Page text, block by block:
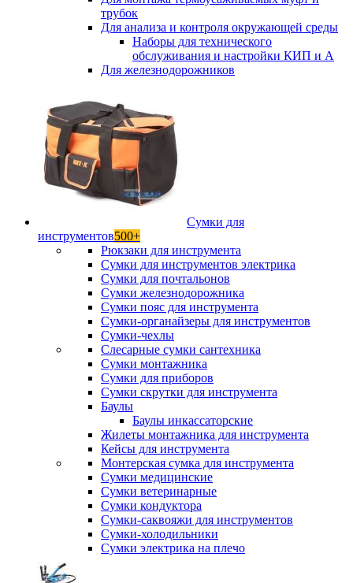
трубок
Для анализа и контроля окружающей среды
Наборы для технического
обслуживания и настройки КИП и А
Для железнодорожников
Сумки для
инструментов500+
Рюкзаки для инструмента
Сумки для инструментов электрика
Сумки для почтальонов
Сумки железнодорожника
Сумки пояс для инструмента
Сумки-органайзеры для инструментов
Сумки-чехлы
Слесарные сумки сантехника
Сумки монтажника
Сумки для приборов
Сумки скрутки для инструмента
Баулы
Баулы инкассаторские
Жилеты монтажника для инструмента
Кейсы для инструмента
Монтерская сумка для инструмента
Сумки медицинские
Сумки ветеринарные
Сумки кондуктора
Сумки-саквояжи для инструментов
Сумки-холодильники
Сумки электрика на плечо